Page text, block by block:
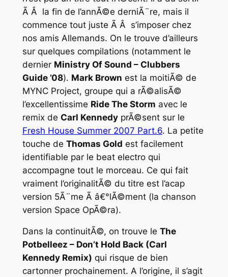
Ã Â la fin de l’annÃ©e derniÃ¨re, mais il
commence tout juste Ã Â s’imposer chez
nos amis Allemands. On le trouve d’ailleurs
sur quelques compilations (notamment le
dernier Ministry Of Sound – Clubbers
Guide ’08). Mark Brown est la moitiÃ© de
MYNC Project, groupe qui a rÃ©alisÃ©
l’excellentissime Ride The Storm avec le
remix de Carl KennedyprÃ©sent sur le
Fresh House Summer 2007 Part.6. La petite
touche de Thomas Gold est facilement
identifiable par le beat electro qui
accompagne tout le morceau. Ce qui fait
vraiment l’originalitÃ© du titre est l’acap
version 5Ã¨me Ã â€°lÃ©ment (la chanson
version Space OpÃ©ra).
Dans la continuitÃ©, on trouve le The
Potbelleez – Don’t Hold Back (Carl
Kennedy Remix) qui risque de bien
cartonner prochainement. A l’origine, il s’agit